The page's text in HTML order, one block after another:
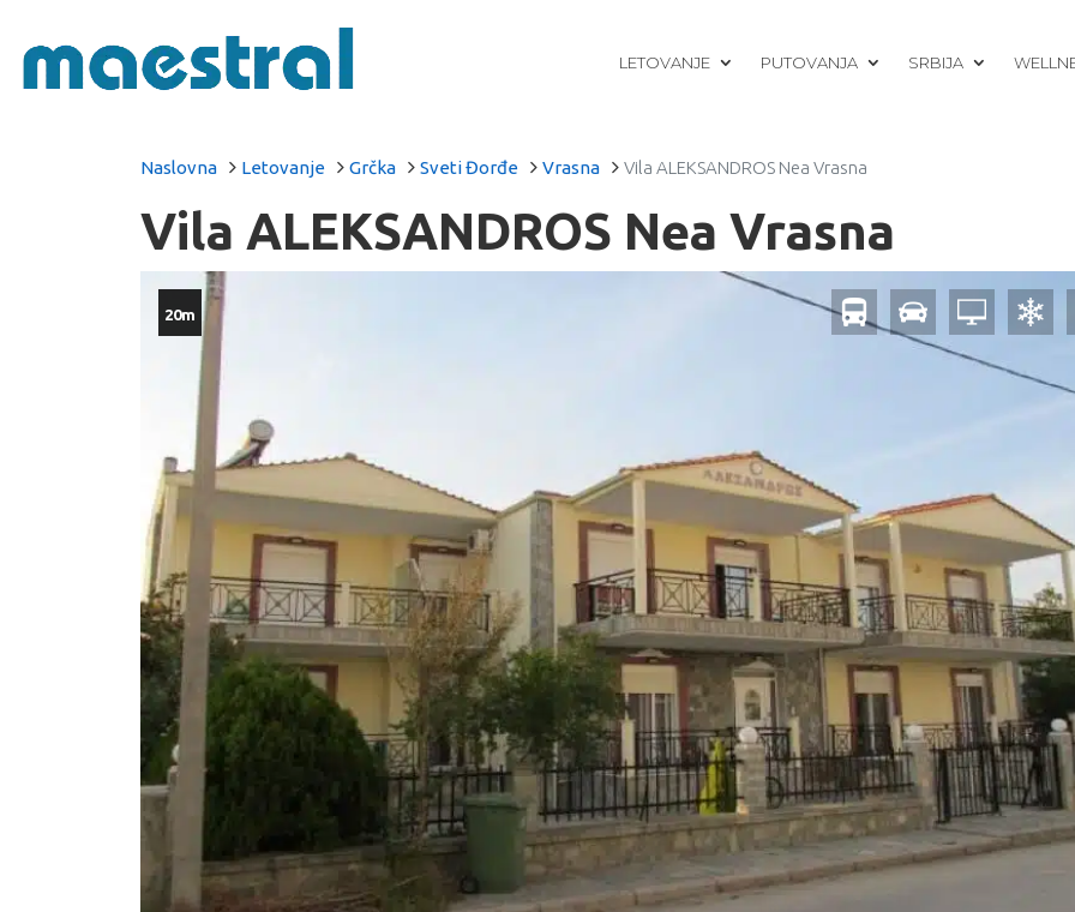
LETOVANJE PUTOVANJA SRBIJA
Naslovna Letovanje Grčka Sveti Đorđe Vrasna Vila ALEKSANDROS Nea Vrasna
Vila ALEKSANDROS Nea Vrasna
20m